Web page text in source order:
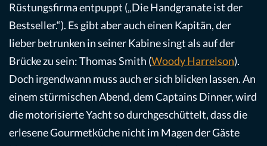
Rüstungsfirma entpuppt („Die Handgranate ist der
Bestseller.“). Es gibt aber auch einen Kapitän, der
lieber betrunken in seiner Kabine singt als auf der
Brücke zu sein: Thomas Smith (Woody Harrelson).
Doch irgendwann muss auch er sich blicken lassen. An
einem stürmischen Abend, dem Captains Dinner, wird
die motorisierte Yacht so durchgeschüttelt, dass die
erlesene Gourmetküche nicht im Magen der Gäste